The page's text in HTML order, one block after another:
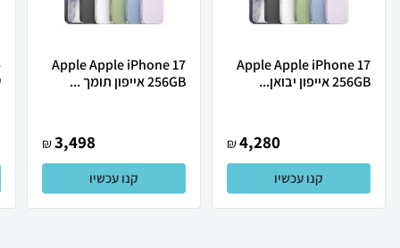
Apple Apple iPhone 17
256GB אייפון יבואן...
4,280
₪
קנו עכשיו
Apple Apple iPhone 17
256GB אייפון תומך ...
3,498
₪
קנו עכשיו